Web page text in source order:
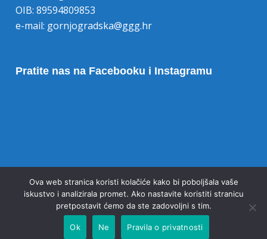
OIB: 89594809853
e-mail: gornjogradska@ggg.hr
Pratite nas na Facebooku i Instagramu
© 2020 Gornjogradska gimnazija Zagreb
Ova web stranica koristi kolačiće kako bi poboljšala vaše
iskustvo i analizirala promet. Ako nastavite koristiti stranicu
pretpostavit ćemo da ste zadovoljni s tim.
Ok Ne Pravila o privatnosti